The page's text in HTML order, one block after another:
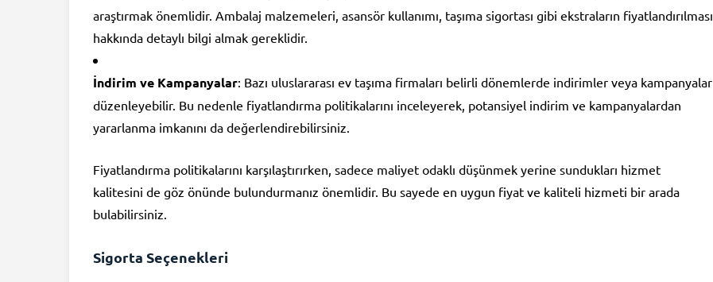
araştırmak önemlidir. Ambalaj malzemeleri, asansör kullanımı, taşıma sigortası gibi ekstraların fiyatlandırılması
hakkında detaylı bilgi almak gereklidir.
İndirim ve Kampanyalar: Bazı uluslararası ev taşıma firmaları belirli dönemlerde indirimler veya kampanyalar
düzenleyebilir. Bu nedenle fiyatlandırma politikalarını inceleyerek, potansiyel indirim ve kampanyalardan
yararlanma imkanını da değerlendirebilirsiniz.
Fiyatlandırma politikalarını karşılaştırırken, sadece maliyet odaklı düşünmek yerine sundukları hizmet
kalitesini de göz önünde bulundurmanız önemlidir. Bu sayede en uygun fiyat ve kaliteli hizmeti bir arada
bulabilirsiniz.
Sigorta Seçenekleri